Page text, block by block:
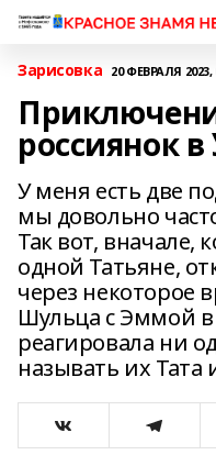
Зарисовка 20 ФЕВРАЛЯ 2023,
россиянок
У меня есть две
мы довольно
Так вот, вначале,
одной Татьяне,
через некоторое
Шульца с Эммой
реагировала ни
называть их